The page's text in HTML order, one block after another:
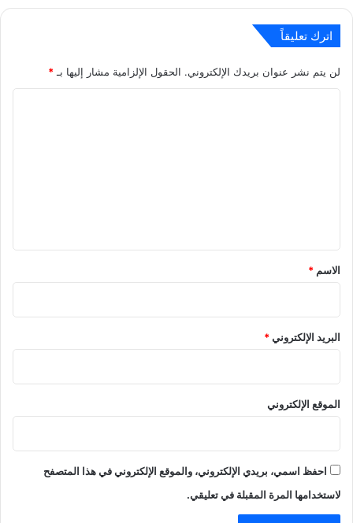
اترك تعليقاً
لن يتم نشر عنوان بريدك الإلكتروني. الحقول الإلزامية مشار إليها بـ *
*
الاسم *
البريد الإلكتروني*
الموقع الإلكتروني
احفظ اسمي، بريدي الإلكتروني، والموقع الإلكتروني في هذا المتصفح
لاستخدامها المرة المقبلة في تعليقي.